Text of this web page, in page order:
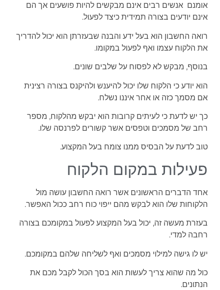
אומנם אנשים רבים אינם מבקשים להיות פושעים אך הם
אינם יודעים בצורה תמידית כיצד לפעול.
רואה החשבון הוא בעל ידע והבנה שבעזרתן הוא יכול להדריך
את הלקוח עצמו ואף לפעול במקומו.
בנוסף, מבקש לא לפסוח על שלבים שונים.
הוא יודע כי הלקוח שלו יכול להיענש ולהיקנס בצורה רצינית
אם מסמך כזה או אחר איננו נשלח.
כך יש לדעת כי לעיתים קרובות הוא יבקש מהלקוח, מספר
רחב של מסמכים וטפסים אשר קשורים לפרנסה שלו.
טוב לדעת על הבסיס ממנו צומח בעל המקצוע.
פעילות במקום הלקוח
אחד הדברים הראשונים אשר רואה החשבון עושה מול
הלקוחות שלו הוא לבקש מהם ייפוי כוח רחב ככול האפשר.
בעזרת מעשה זה, יכול בעל המקצוע לפעול במקומכם בצורה
רחבה למדי.
יש לו גישה למילוי מסמכים ואף לשליחה שלהם במקומכם.
כול מה שהוא צריך לעשות הוא בסך הכול לקבל מכם את
הנתונים.